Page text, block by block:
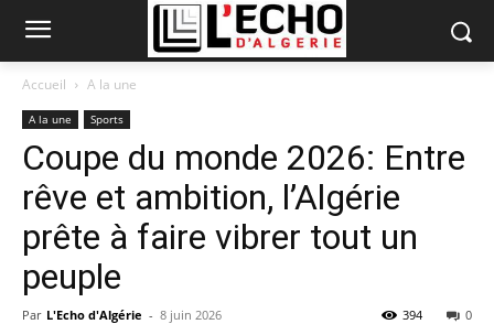
Accueil A la une
A la une Sports
Coupe du monde 2026: Entre
rêve et ambition, l’Algérie
prête à faire vibrer tout un
peuple
Par L'Echo d'Algérie - 8 juin 2026 0
394